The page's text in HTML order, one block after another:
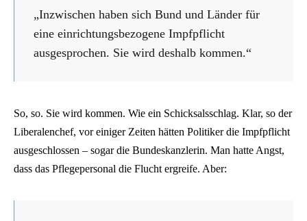
„Inzwischen haben sich Bund und Länder für
eine einrichtungsbezogene Impfpflicht
ausgesprochen. Sie wird deshalb kommen.“
So, so. Sie wird kommen. Wie ein Schicksalsschlag. Klar, so der
Liberalenchef, vor einiger Zeiten hätten Politiker die Impfpflicht
ausgeschlossen – sogar die Bundeskanzlerin. Man hatte Angst,
dass das Pflegepersonal die Flucht ergreife. Aber: